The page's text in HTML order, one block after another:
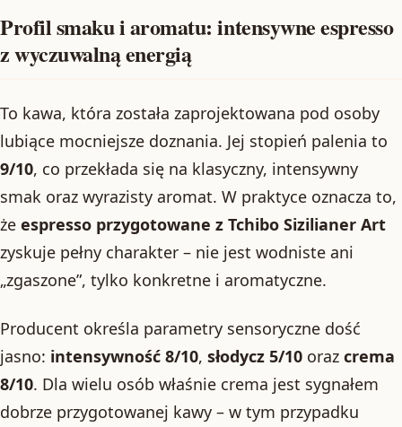
Profil smaku i aromatu: intensywne espresso
z wyczuwalną energią
To kawa, która została zaprojektowana pod osoby
lubiące mocniejsze doznania. Jej stopień palenia to
9/10, co przekłada się na klasyczny, intensywny
smak oraz wyrazisty aromat. W praktyce oznacza to,
że espresso przygotowane z Tchibo Sizilianer Art
zyskuje pełny charakter – nie jest wodniste ani
„zgaszone”, tylko konkretne i aromatyczne.
Producent określa parametry sensoryczne dość
jasno: intensywność 8/10, słodycz 5/10 oraz crema
8/10. Dla wielu osób właśnie crema jest sygnałem
dobrze przygotowanej kawy – w tym przypadku